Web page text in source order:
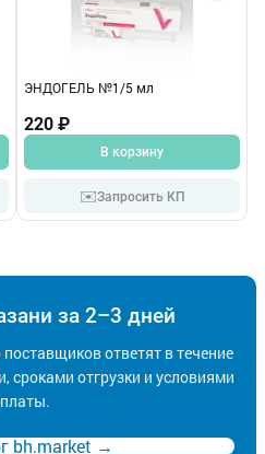
ЭНДОГЕЛЬ №1/5 мл
220 ₽
В корзину
✉️Запросить КП
за 2–3 дней
ответят в течение
отгрузки и условиями
bh.market →